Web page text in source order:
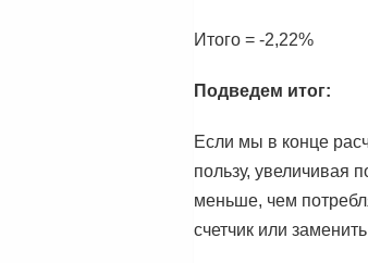
Итого = -2,22%
Подведем итог:
Если мы в конце
пользу, увеличивая
меньше, чем
счетчик или